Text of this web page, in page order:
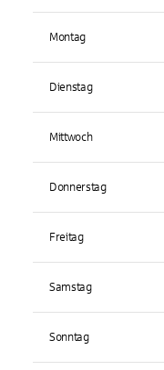
Montag
Dienstag
Mittwoch
Donnerstag
Freitag
Samstag
Sonntag